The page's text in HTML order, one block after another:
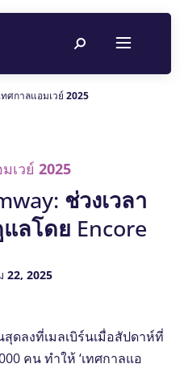
ทศกาลแอมเวย์ 2025
เวย์ 2025
ช่วงเวลา
ลโดย Encore
22, 2025
สุดลงที่เมลเบิร์นเมื่อสัปดาห์ที่
คน ทําให้ ‘เทศกาลแอ